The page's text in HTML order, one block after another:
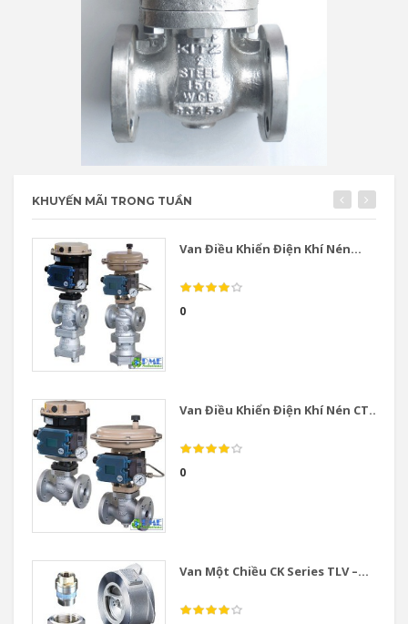
KHUYẾN MÃI TRONG TUẦN
Van Điều Khiển Điện Khí Nén...
0
Van Điều Khiển Điện Khí Nén CT...
0
Van Một Chiều CK Series TLV –...